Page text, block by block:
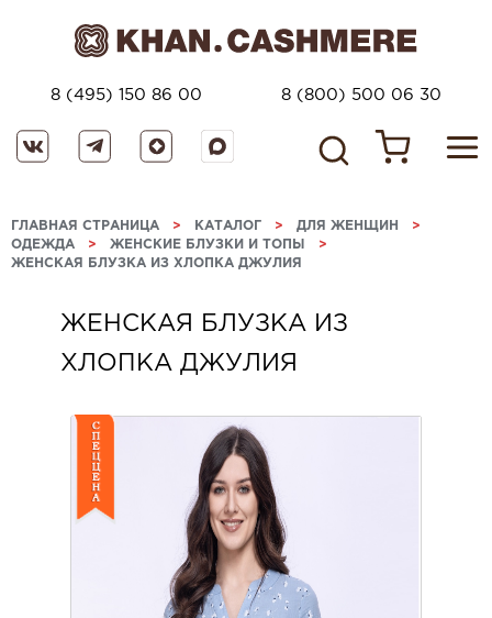
8 (495) 150 86 00 8 (800) 500 06 30
ГЛАВНАЯ СТРАНИЦА > КАТАЛОГ > ДЛЯ ЖЕНЩИН >
ОДЕЖДА > ЖЕНСКИЕ БЛУЗКИ И ТОПЫ >
ЖЕНСКАЯ БЛУЗКА ИЗ ХЛОПКА ДЖУЛИЯ
ЖЕНСКАЯ БЛУЗКА ИЗ
ХЛОПКА ДЖУЛИЯ